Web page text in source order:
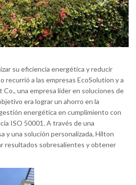
su eficiencia energética y reducir
a las empresas EcoSolution y a
una empresa líder en soluciones de
era lograr un ahorro en la
energética en cumplimiento con
ISO 50001. A través de una
y una solución personalizada, Hilton
resultados sobresalientes y obtener